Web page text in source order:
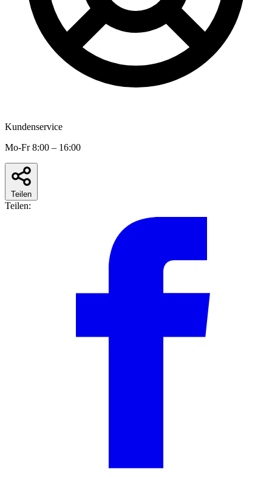
Kundenservice
Mo-Fr 8:00 – 16:00
Teilen
Teilen: